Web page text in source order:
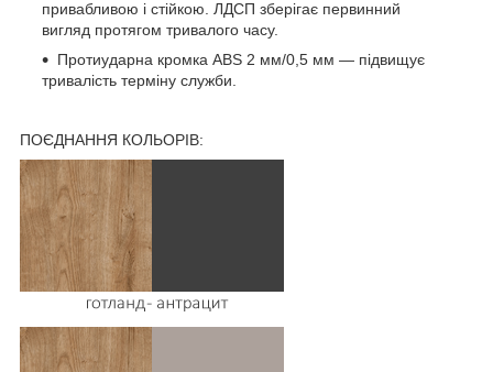
привабливою і стійкою. ЛДСП зберігає первинний
вигляд протягом тривалого часу.
Протиударна кромка ABS 2 мм/0,5 мм — підвищує
тривалість терміну служби.
ПОЄДНАННЯ КОЛЬОРІВ: